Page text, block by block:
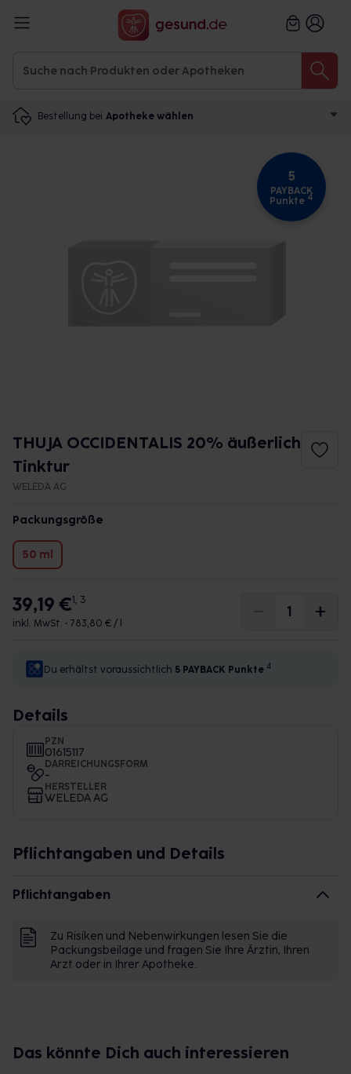
Bestellung bei Apotheke wählen
5
PAYBACK
Punkte 4
THUJA OCCIDENTALIS 20% äußerlich
Tinktur
WELEDA AG
Packungsgröße
50 ml
39,19 €1, 3
inkl. MwSt. • 783,80 € / l
Du erhältst voraussichtlich 5 PAYBACK Punkte 4
Details
PZN
01615117
DARREICHUNGSFORM
-
HERSTELLER
WELEDA AG
Pflichtangaben und Details
Pflichtangaben
Zu Risiken und Nebenwirkungen lesen Sie die
Packungsbeilage und fragen Sie Ihre Ärztin, Ihren
Arzt oder in Ihrer Apotheke.
Das könnte Dich auch interessieren